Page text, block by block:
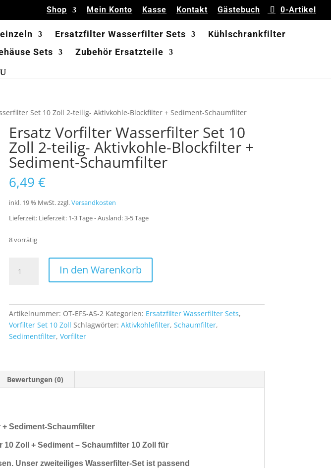
Shop Mein Konto Kasse Kontakt Gästebuch 0-Artikel
Ersatzfilter Wasserfilter Sets
Kühlschrankfilter
Sets Zubehör Ersatzteile
Set 10 Zoll 2-teilig- Aktivkohle-Blockfilter + Sediment-Schaumfilter
Ersatz Vorfilter Wasserfilter Set 10
Zoll 2-teilig- Aktivkohle-Blockfilter +
Sediment-Schaumfilter
6,49 €
inkl. 19 % MwSt. zzgl.Versandkosten
Lieferzeit: Lieferzeit: 1-3 Tage - Ausland: 3-5 Tage
8 vorrätig
Vorfilter
+
Sediment-
In den Warenkorb
Artikelnummer: OT-EFS-AS-2 Kategorien: Ersatzfilter Wasserfilter Sets,
Vorfilter Set 10 Zoll Schlagwörter: Aktivkohlefilter, Schaumfilter,
Sedimentfilter, Vorfilter
Bewertungen (0)
Sediment-Schaumfilter
Zoll + Sediment – Schaumfilter 10 Zoll für
Unser zweiteiliges Wasserfilter-Set ist passend